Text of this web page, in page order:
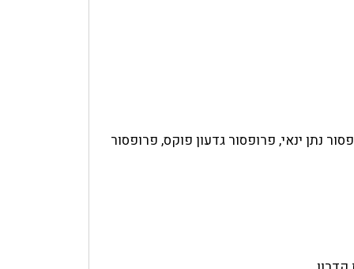
נתן ינאי, פרופסור גדעון פוקס, פרופסור